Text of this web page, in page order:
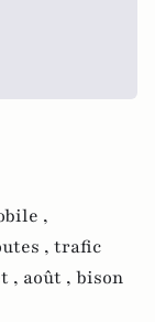
,
, trafic
, août , bison